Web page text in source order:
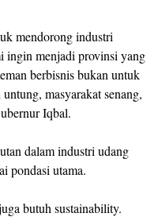
mendorong industri
ingin menjadi provinsi yang
berbisnis bukan untuk
masyarakat senang,
Iqbal.
dalam industri udang
pondasi utama.
butuh sustainability.